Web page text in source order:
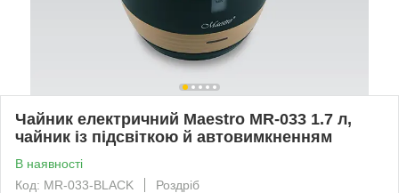
Чайник електричний Maestro MR-033 1.7 л,
чайник із підсвіткою й автовимкненням
В наявності
Код: MR-033-BLACK
Роздріб